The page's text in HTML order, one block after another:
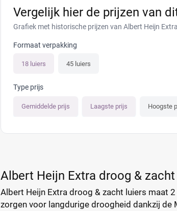
Vergelijk hier de prijzen van
Grafiek met historische prijzen van Albert Heijn
Formaat verpakking
18 luiers 45 luiers
Type prijs
Gemiddelde prijs Laagste prijs Hoogste
Albert Heijn Extra droog &
Albert Heijn Extra droog & zacht luiers maat
zorgen voor langdurige droogheid dankzij de